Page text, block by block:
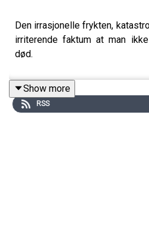
Den irrasjonelle frykten,
irriterende faktum at man
død.
Show more
RSS